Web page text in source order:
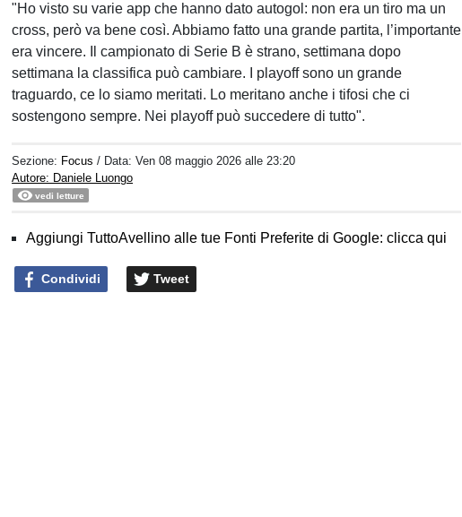
"Ho visto su varie app che hanno dato autogol: non era un tiro ma un
cross, però va bene così. Abbiamo fatto una grande partita, l’importante
era vincere. Il campionato di Serie B è strano, settimana dopo
settimana la classifica può cambiare. I playoff sono un grande
traguardo, ce lo siamo meritati. Lo meritano anche i tifosi che ci
sostengono sempre. Nei playoff può succedere di tutto".
Sezione: Focus / Data:Ven 08 maggio 2026 alle 23:20
Autore: Daniele Luongo
vedi letture
Aggiungi TuttoAvellino alle tue Fonti Preferite di Google: clicca qui
Condividi Tweet